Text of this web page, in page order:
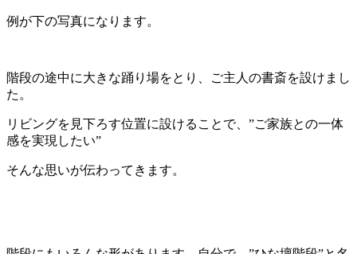
例が下の写真になります。
階段の途中に大きな踊り場をとり、ご主人の書斎を設けまし
た。
リビングを見下ろす位置に設けることで、”ご家族との一体
感を実現したい”
そんな思いが伝わってきます。